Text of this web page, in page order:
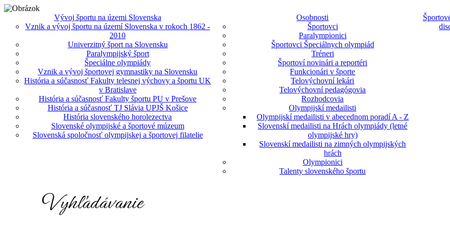
Vývoj športu na územi Slovenska
Vznik a vývoj športu na území Slovenska v rokoch 1862 -
2010
Univerzitný šport na Slovensku
Paralympijský šport
Špeciálne olympiády
Vznik a vývoj športovej gymnastiky na Slovensku
História a súčasnosť Fakulty telesnej výchovy a športu UK
v Bratislave
História a súčasnosť Fakulty športu PU v Prešove
História a súčasnosť TJ Slávia UPJŠ Košice
História slovenského horolezectva
Slovenské olympijské a športové múzeum
Slovenská spoločnosť olympijskej a športovej filatelie
Osobnosti
Športovci
Paralympionici
Športovci Špeciálnych olympiád
Tréneri
Športoví novinári a reportéri
Funkcionári v športe
Telovýchovní lekári
Telovýchovní pedagógovia
Rozhodcovia
Olympijskí medailisti
Olympijskí medailisti v abecednom poradí A - Z
Slovenskí medailisti na Hrách olympiády (letné
olympijské hry)
Slovenskí medailisti na zimných olympijských
hrách
Olympionici
Talenty slovenského športu